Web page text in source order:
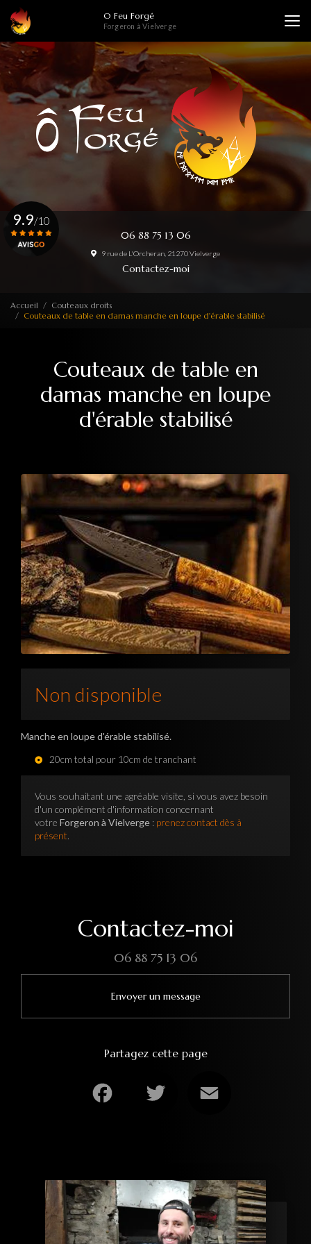
contenu
principal
O Feu Forgé
Forgeron à Vielverge
06 88 75 13 06
9 rue de L'Orcheran, 21270 Vielverge
Contactez-moi
9.9/10
Accueil
Couteaux droits
Couteaux de table en damas manche en loupe d'érable stabilisé
Couteaux de table en
damas manche en loupe
d'érable stabilisé
Non disponible
Manche en loupe d'érable stabilisé.
20cm total pour 10cm de tranchant
Vous souhaitant une agréable visite, si vous avez besoin
d'un complément d'information concernant
votre Forgeron à Vielverge : prenez contact dès à
présent.
Contactez-moi
06 88 75 13 06
Envoyer un message
Partagez cette page